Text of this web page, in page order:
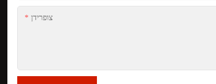
צופרידן